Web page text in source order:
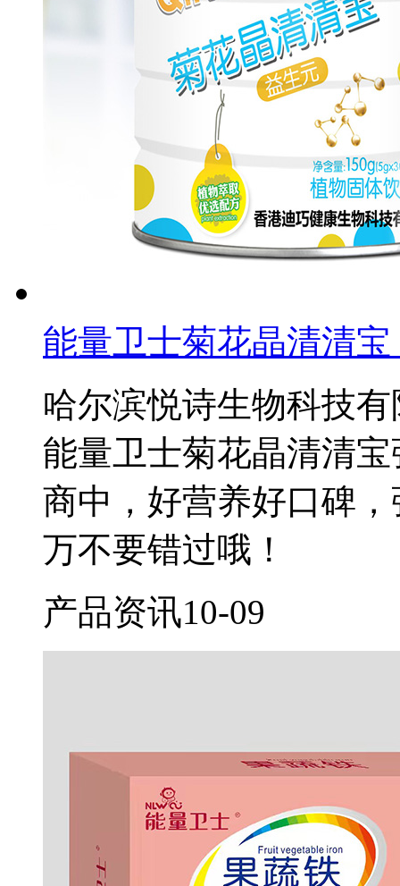
能量卫士菊花晶清清
哈尔滨悦诗生物科技
能量卫士菊花晶清清
商中，好营养好口碑
万不要错过哦！
产品资讯10-09